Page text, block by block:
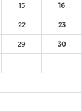
15 16
22 23
29 30